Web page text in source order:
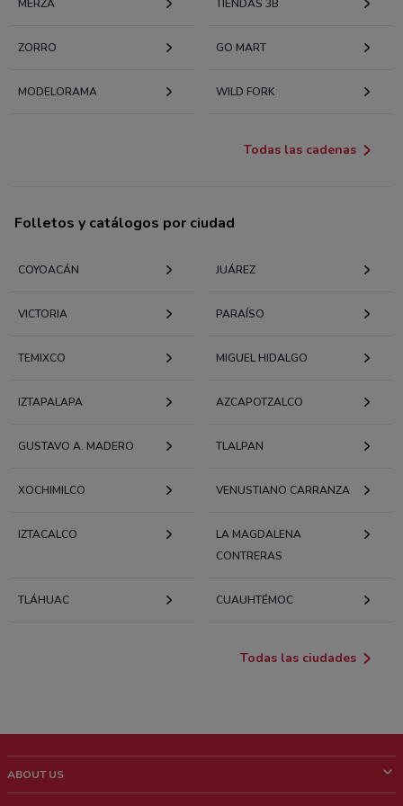
MERZA TIENDAS 3B
ZORRO GO MART
MODELORAMA WILD FORK
Todas las cadenas
Folletos y catálogos por ciudad
COYOACÁN JUÁREZ
VICTORIA PARAÍSO
TEMIXCO MIGUEL HIDALGO
IZTAPALAPA AZCAPOTZALCO
GUSTAVO A. MADERO TLALPAN
XOCHIMILCO VENUSTIANO CARRANZA
IZTACALCO
LA MAGDALENA
CONTRERAS
TLÁHUAC CUAUHTÉMOC
Todas las ciudades
ABOUT US